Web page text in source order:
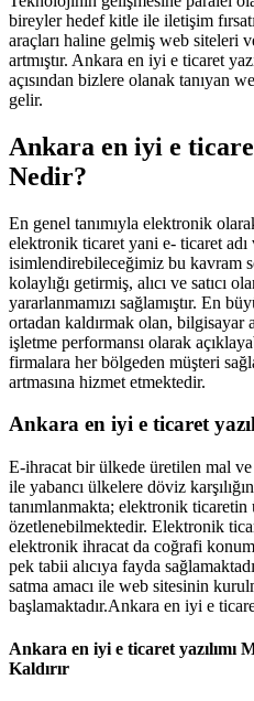
bireyler hedef kitle ile iletişim
araçları haline gelmiş web siteleri
artmıştır. Ankara en iyi e ticaret
açısından bizlere olanak tanıyan
gelir.
Ankara en iyi e
Nedir?
En genel tanımıyla elektronik
elektronik ticaret yani e- ticaret
isimlendirebileceğimiz bu kavram
kolaylığı getirmiş, alıcı ve satıcı
yararlanmamızı sağlamıştır. En
ortadan kaldırmak olan, bilgisayar
işletme performansı olarak
firmalara her bölgeden müşteri
artmasına hizmet etmektedir.
Ankara en iyi e ticaret
E-ihracat bir ülkede üretilen mal ve
ile yabancı ülkelere döviz
tanımlanmakta; elektronik ticaretin
özetlenebilmektedir. Elektronik
elektronik ihracat da coğrafi
pek tabii alıcıya fayda
satma amacı ile web sitesinin
başlamaktadır.Ankara en iyi e
Ankara en iyi e ticaret yazılımı
Kaldırır